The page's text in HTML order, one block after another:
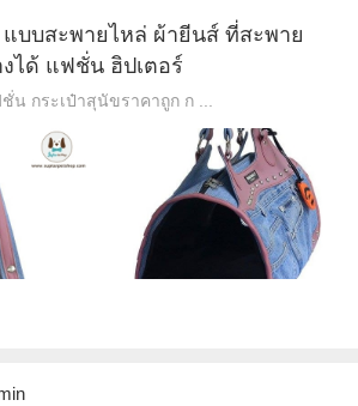
บบสะพายไหล่ ผ้ายีนส์ ที่สะพาย
ได้ แฟชั่น ฮิปเตอร์
น กระเป๋าสุนัขราคาถูก ก ...